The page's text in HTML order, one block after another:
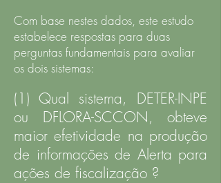
Com base nestes dados, este estudo
estabelece respostas para duas
perguntas fundamentais para avaliar
os dois sistemas:
(1) Qual sistema, DETER-INPE
ou DFLORA-SCCON, obteve
maior efetividade na produção
de informações de Alerta para
ações de fiscalização ?